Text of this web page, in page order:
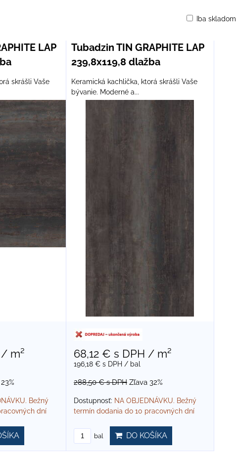
Iba skladom
LAP
skrášli Vaše
/ m²
Bežný
dní
Tubadzin TIN GRAPHITE LAP
239,8x119,8 dlažba
Keramická kachlička, ktorá skrášli Vaše
bývanie. Moderné a...
68,12 € s DPH / m²
196,18 € s DPH / bal
288,50 €s DPH Zľava 32%
Dostupnosť: NA OBJEDNÁVKU. Bežný
termín dodania do 10 pracovných dní
bal DO KOŠÍKA